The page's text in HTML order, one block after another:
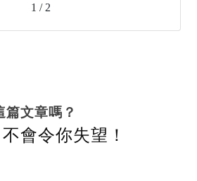
1 / 2
篇文章嗎？
會令你失望！